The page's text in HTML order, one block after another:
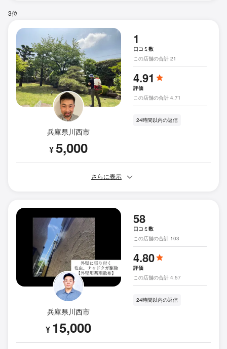
3位
兵庫県川西市
¥5,000
1
口コミ数
この店舗の合計 21
4.91
評価
この店舗の合計 4.71
24時間以内の返信
さらに表示
兵庫県川西市
¥ 15,000
58
口コミ数
この店舗の合計 103
4.80
評価
この店舗の合計 4.57
24時間以内の返信